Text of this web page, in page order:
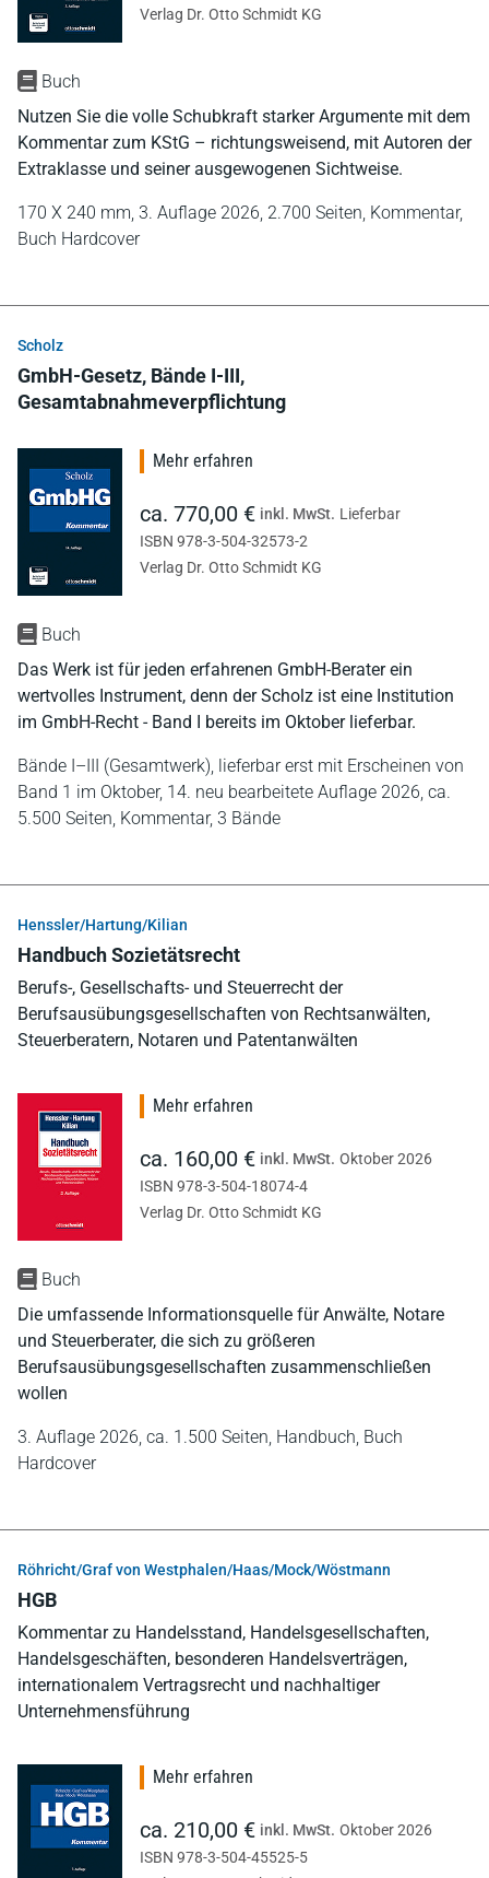
Buch
Nutzen Sie die volle Schubkraft starker Argumente mit dem
Kommentar zum KStG – richtungsweisend, mit Autoren der
Extraklasse und seiner ausgewogenen Sichtweise.
170 X 240 mm, 3. Auflage 2026, 2.700 Seiten, Kommentar,
Buch Hardcover
Verlag Dr. Otto Schmidt KG
Scholz
GmbH-Gesetz, Bände I-III,
Gesamtabnahmeverpflichtung
Buch
Das Werk ist für jeden erfahrenen GmbH-Berater ein
wertvolles Instrument, denn der Scholz ist eine Institution
im GmbH-Recht - Band I bereits im Oktober lieferbar.
Bände I–III (Gesamtwerk), lieferbar erst mit Erscheinen von
Band 1 im Oktober, 14. neu bearbeitete Auflage 2026, ca.
5.500 Seiten, Kommentar, 3 Bände
Mehr erfahren
ca. 770,00 € inkl. MwSt. Lieferbar
ISBN 978-3-504-32573-2
Verlag Dr. Otto Schmidt KG
Henssler/Hartung/Kilian
Handbuch Sozietätsrecht
Berufs-, Gesellschafts- und Steuerrecht der
Berufsausübungsgesellschaften von Rechtsanwälten,
Steuerberatern, Notaren und Patentanwälten
Buch
Die umfassende Informationsquelle für Anwälte, Notare
und Steuerberater, die sich zu größeren
Berufsausübungsgesellschaften zusammenschließen
wollen
3. Auflage 2026, ca. 1.500 Seiten, Handbuch, Buch
Hardcover
Mehr erfahren
ca. 160,00 € inkl. MwSt. Oktober 2026
ISBN 978-3-504-18074-4
Verlag Dr. Otto Schmidt KG
Röhricht/Graf von Westphalen/Haas/Mock/Wöstmann
HGB
Kommentar zu Handelsstand, Handelsgesellschaften,
Handelsgeschäften, besonderen Handelsverträgen,
internationalem Vertragsrecht und nachhaltiger
Unternehmensführung
Mehr erfahren
ca. 210,00 € inkl. MwSt. Oktober 2026
ISBN 978-3-504-45525-5